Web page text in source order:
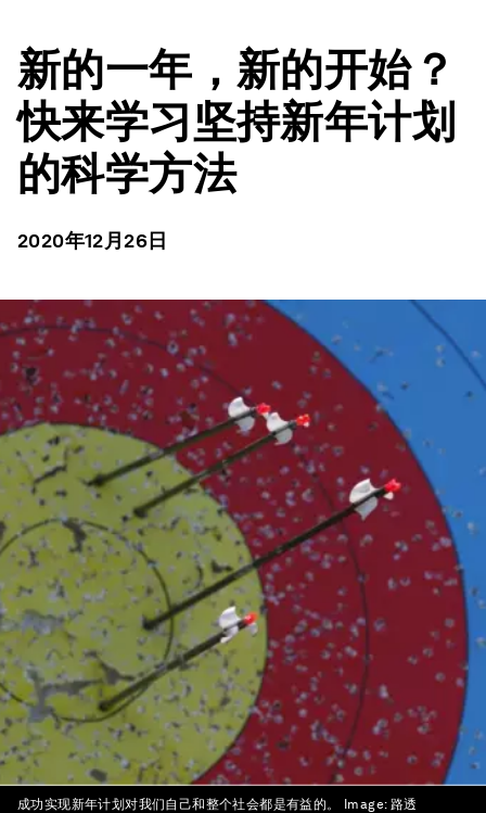
新的一年，新的开始？
快来学习坚持新年计划
的科学方法
2020年12月26日
成功实现新年计划对我们自己和整个社会都是有益的。 Image: 路透